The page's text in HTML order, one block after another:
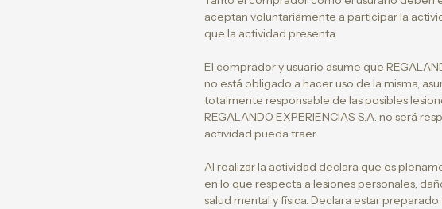
aceptan voluntariamente a participar la
que la actividad presenta.
El comprador y usuario asume que
no está obligado a hacer uso de la misma,
totalmente responsable de las posibles
REGALANDO EXPERIENCIAS S.A. no será
actividad pueda traer.
Al realizar la actividad declara que es
en lo que respecta a lesiones personales,
salud mental y física. Declara estar